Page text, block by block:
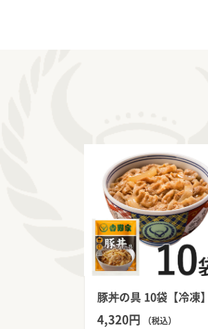
豚丼の具 10袋【冷凍】
4,320円 （税込）